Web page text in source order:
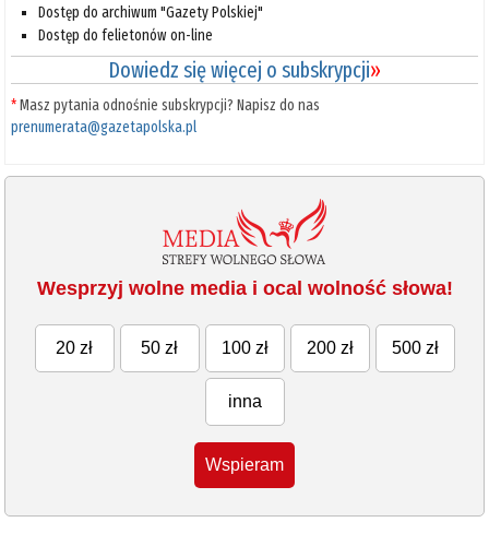
Dostęp do archiwum "Gazety Polskiej"
Dostęp do felietonów on-line
Dowiedz się więcej o subskrypcji»
*Masz pytania odnośnie subskrypcji? Napisz do nas
prenumerata@gazetapolska.pl
Wesprzyj wolne media i ocal wolność słowa!
20 zł 50 zł 100 zł 200 zł 500 zł
inna
Wspieram